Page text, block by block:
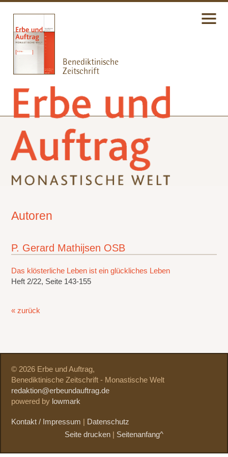
Autoren
P. Gerard Mathijsen OSB
Das klösterliche Leben ist ein glückliches Leben
Heft 2/22, Seite 143-155
« zurück
© 2026 Erbe und Auftrag,
Benediktinische Zeitschrift - Monastische Welt
redaktion@erbeundauftrag.de
powered by lowmark
Kontakt / Impressum
Datenschutz
Seite drucken
Seitenanfang^